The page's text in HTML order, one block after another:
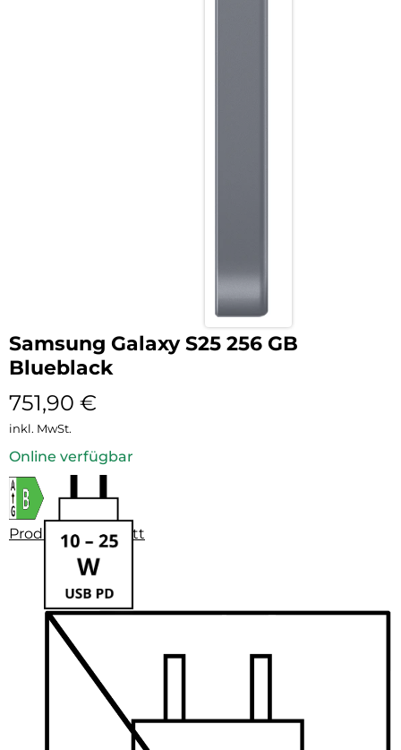
Samsung Galaxy S25 256 GB
Blueblack
751,90 €
inkl. MwSt.
Online verfügbar
Produktdatenblatt